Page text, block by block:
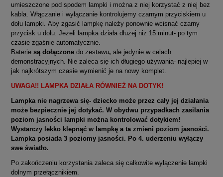
umieszczone pod spodem lampki i można z niej korzystać z niej bez
kabla. Włączanie i wyłączanie kontrolujemy czarnym przyciskiem u
dołu lampki. Aby zgasić lampkę należy ponownie wcisnąć czarny
przycisk u dołu. Jeżeli lampka działa dłużej niż 15 minut- po tym
czasie zgaśnie automatycznie.
Baterie są dołączone do zestawu, ale jedynie w celach
demonstracyjnych. Nie zaleca się ich długiego używania- najlepiej w
jak najkrótszym czasie wymienić je na nowy komplet.
UWAGA!! LAMPKA DZIAŁA RÓWNIEŻ NA DOTYK!
Lampka nie nagrzewa się- dziecko może przez cały jej działania
może bezpiecznie jej dotykać. W obydwu przypadkach zasilania
poziom jasności lampki można kontrolować dotykiem!
Wystarczy lekko klepnąć w lampkę a ta zmieni poziom jasności.
Lampka posiada 3 poziomy jasności. Po 4. uderzeniu wyłączy
swe światło.
Po zakończeniu korzystania zaleca się całkowite wyłączenie lampki
dolnym przełącznikiem.